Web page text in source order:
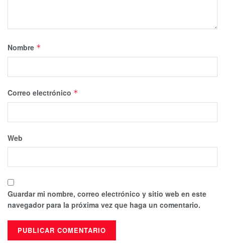
Nombre *
Correo electrónico *
Web
Guardar mi nombre, correo electrónico y sitio web en este
navegador para la próxima vez que haga un comentario.